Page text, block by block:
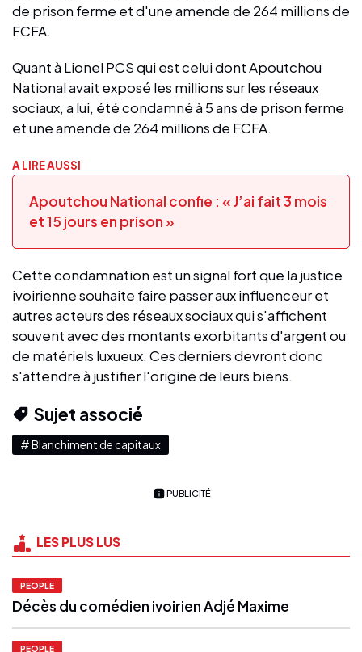
de prison ferme et d'une amende de 264 millions de
FCFA.
Quant à Lionel PCS qui est celui dont Apoutchou
National avait exposé les millions sur les réseaux
sociaux, a lui, été condamné à 5 ans de prison ferme
et une amende de 264 millions de FCFA.
A LIRE AUSSI
Apoutchou National confie : « J’ai fait 3 mois
et 15 jours en prison »
Cette condamnation est un signal fort que la justice
ivoirienne souhaite faire passer aux influenceur et
autres acteurs des réseaux sociaux qui s'affichent
souvent avec des montants exorbitants d'argent ou
de matériels luxueux. Ces derniers devront donc
s'attendre à justifier l'origine de leurs biens.
Sujet associé
# Blanchiment de capitaux
PUBLICITÉ
LES PLUS LUS
PEOPLE
Décès du comédien ivoirien Adjé Maxime
PEOPLE